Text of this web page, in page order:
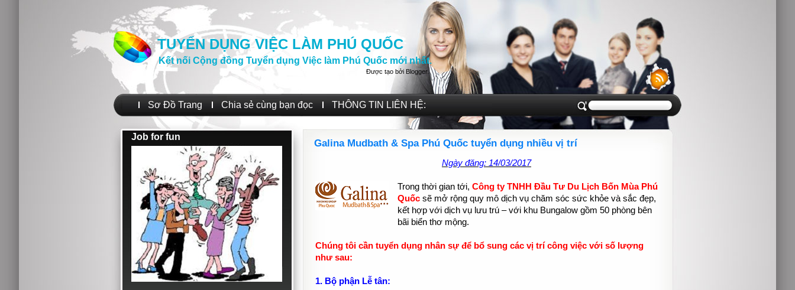
TUYỂN DỤNG VIỆC LÀM PHÚ QUỐC
Kết nối Cộng đồng Tuyển dụng Việc làm Phú Quốc mới nhất.
Được tạo bởi Blogger.
Sơ Đồ Trang Chia sẻ cùng bạn đọc THÔNG TIN LIÊN HỆ:
Job for fun
Galina Mudbath & Spa Phú Quốc tuyển dụng nhiều vị trí
Ngày đăng: 14/03/2017
Trong thời gian tới,Công ty TNHH Đầu Tư Du Lịch Bốn Mùa Phú
Quốc sẽ mở rộng quy mô dịch vụ chăm sóc sức khỏe và sắc đẹp,
kết hợp với dịch vụ lưu trú – với khu Bungalow gồm 50 phòng bên
bãi biển thơ mộng.
Chúng tôi cần tuyển dụng nhân sự để bổ sung các vị trí công việc với số lượng
như sau:
1. Bộ phận Lễ tân: